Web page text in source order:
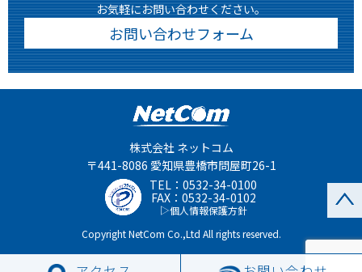
お気軽にお問い合わせください。
お問い合わせフォーム
株式会社 ネットコム
〒441-8086 愛知県豊橋市問屋町26-1
TEL： 0532-34-0100
FAX：0532-34-0102
個人情報保護方針
Copyright NetCom Co.,Ltd All rights reserved.